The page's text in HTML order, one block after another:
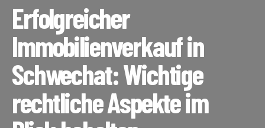
Erfolgreicher
Immobilienverkauf in
Schwechat: Wichtige
rechtliche Aspekte im